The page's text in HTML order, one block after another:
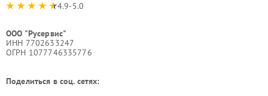
4.9-5.0
ООО "Русервис"
ИНН 7702633247
ОГРН 1077746335776
Поделиться в соц. сетях: